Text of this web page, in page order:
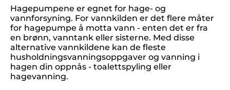
Hagepumpene er egnet for hage- og
vannforsyning. For vannkilden er det flere måter
for hagepumpe å motta vann - enten det er fra
en brønn, vanntank eller sisterne. Med disse
alternative vannkildene kan de fleste
husholdningsvanningsoppgaver og vanning i
hagen din oppnås - toalettspyling eller
hagevanning.